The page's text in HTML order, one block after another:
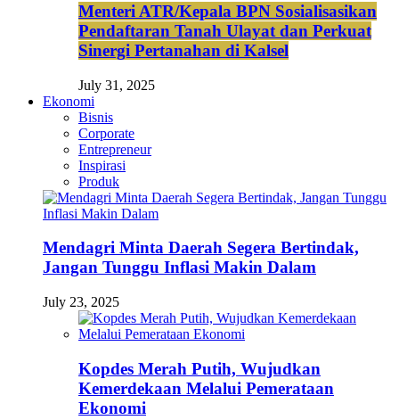
Menteri ATR/Kepala BPN Sosialisasikan
Pendaftaran Tanah Ulayat dan Perkuat
Sinergi Pertanahan di Kalsel
July 31, 2025
Ekonomi
Bisnis
Corporate
Entrepreneur
Inspirasi
Produk
Mendagri Minta Daerah Segera Bertindak,
Jangan Tunggu Inflasi Makin Dalam
July 23, 2025
Kopdes Merah Putih, Wujudkan
Kemerdekaan Melalui Pemerataan
Ekonomi